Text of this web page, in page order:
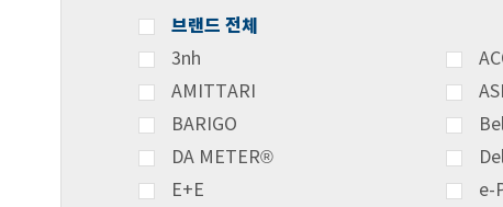
브랜드 전체
3nh
AMITTARI
BARIGO
DA METER®
E+E
e-